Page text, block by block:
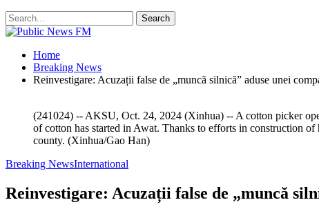
Home
Breaking News
Reinvestigare: Acuzații false de „muncă silnică” aduse unei
(241024) -- AKSU, Oct. 24, 2024 (Xinhua) -- A cotton picker
of cotton has started in Awat. Thanks to efforts in construction
county. (Xinhua/Gao Han)
Breaking NewsInternational
Reinvestigare: Acuzații false de „muncă